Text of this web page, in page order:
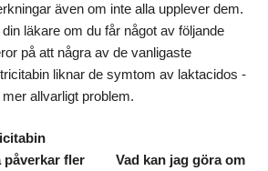
även om inte alla upplever dem.
läkare om du får något av följande
på att några av de vanligaste
liknar de symtom av laktacidos -
allvarligt problem.
påverkar fler
Vad kan jag göra om